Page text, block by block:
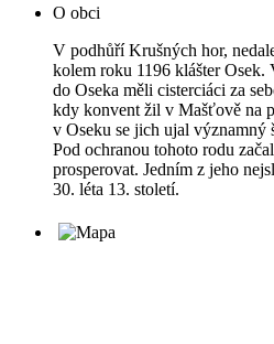
O obci
V podhůří Krušných hor,
kolem roku 1196 klášter Osek.
do Oseka měli cisterciáci za
kdy konvent žil v Mašťově na
v Oseku se jich ujal významný
Pod ochranou tohoto rodu
prosperovat. Jedním z jeho
30. léta 13. století.